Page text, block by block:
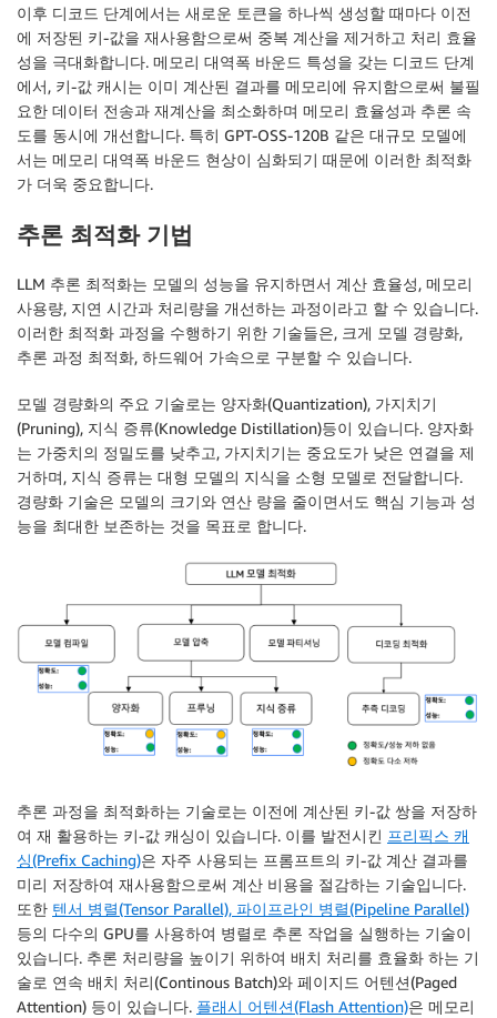
이후 디코드 단계에서는 새로운 토큰을 하나씩 생성할 때마다 이전
에 저장된 키-값을 재사용함으로써 중복 계산을 제거하고 처리 효율
성을 극대화합니다. 메모리 대역폭 바운드 특성을 갖는 디코드 단계
에서, 키-값 캐시는 이미 계산된 결과를 메모리에 유지함으로써 불필
요한 데이터 전송과 재계산을 최소화하며 메모리 효율성과 추론 속
도를 동시에 개선합니다. 특히 GPT-OSS-120B 같은 대규모 모델에
서는 메모리 대역폭 바운드 현상이 심화되기 때문에 이러한 최적화
가 더욱 중요합니다.
추론 최적화 기법
LLM 추론 최적화는 모델의 성능을 유지하면서 계산 효율성, 메모리
사용량, 지연 시간과 처리량을 개선하는 과정이라고 할 수 있습니다.
이러한 최적화 과정을 수행하기 위한 기술들은, 크게 모델 경량화,
추론 과정 최적화, 하드웨어 가속으로 구분할 수 있습니다.
모델 경량화의 주요 기술로는 양자화(Quantization), 가지치기
(Pruning), 지식 증류(Knowledge Distillation)등이 있습니다. 양자화
는 가중치의 정밀도를 낮추고, 가지치기는 중요도가 낮은 연결을 제
거하며, 지식 증류는 대형 모델의 지식을 소형 모델로 전달합니다.
경량화 기술은 모델의 크기와 연산 량을 줄이면서도 핵심 기능과 성
능을 최대한 보존하는 것을 목표로 합니다.
추론 과정을 최적화하는 기술로는 이전에 계산된 키-값 쌍을 저장하
여 재 활용하는 키-값 캐싱이 있습니다. 이를 발전시킨 프리픽스 캐
싱(Prefix Caching)은 자주 사용되는 프롬프트의 키-값 계산 결과를
미리 저장하여 재사용함으로써 계산 비용을 절감하는 기술입니다.
또한 텐서 병렬(Tensor Parallel), 파이프라인 병렬(Pipeline Parallel)
등의 다수의 GPU를 사용하여 병렬로 추론 작업을 실행하는 기술이
있습니다. 추론 처리량을 높이기 위하여 배치 처리를 효율화 하는 기
술로 연속 배치 처리(Continous Batch)와 페이지드 어텐션(Paged
Attention) 등이 있습니다. 플래시 어텐션(Flash Attention)은 메모리